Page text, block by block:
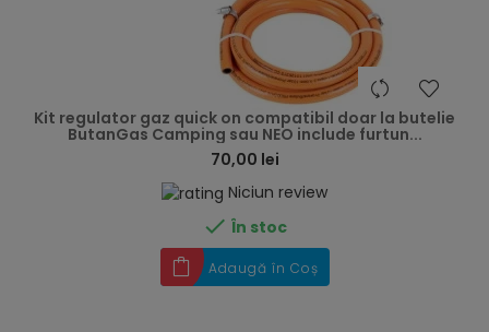
Kit regulator gaz quick on compatibil doar la butelie
ButanGas Camping sau NEO include furtun...
70,00 lei
Niciun review
 În stoc
Adaugă în Coș